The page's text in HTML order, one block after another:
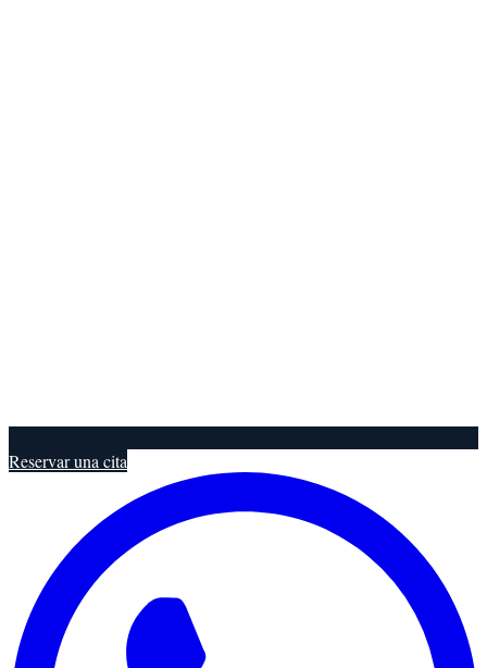
Reservar una cita